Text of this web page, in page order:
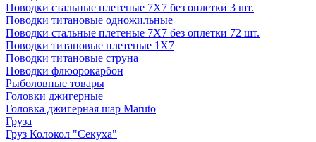
Поводки стальные плетеные 7X7 без оплетки 3 шт.
Поводки титановые одножильные
Поводки стальные плетеные 7X7 без оплетки 72 шт.
Поводки титановые плетеные 1X7
Поводки титановые струна
Поводки флюорокарбон
Рыболовные товары
Головки джигерные
Головка джигерная шар Maruto
Груза
Груз Колокол "Секуха"